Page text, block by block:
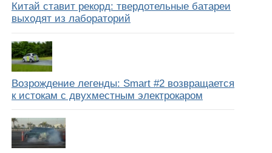
Китай ставит рекорд: твердотельные батареи
выходят из лабораторий
Возрождение легенды: Smart #2 возвращается
к истокам с двухместным электрокаром